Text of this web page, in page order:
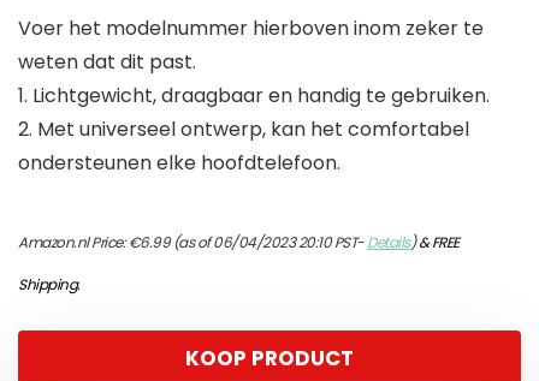
Voer het modelnummer hierboven inom zeker te
weten dat dit past.
1. Lichtgewicht, draagbaar en handig te gebruiken.
2. Met universeel ontwerp, kan het comfortabel
ondersteunen elke hoofdtelefoon.
Amazon.nl Price:€6.99(as of 06/04/2023 20:10 PST-Details)&FREE
Shipping.
KOOP PRODUCT